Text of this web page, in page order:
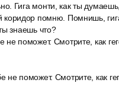
Гига монти, как ты
помню. Помнишь,
знаешь что?
не поможет. Смотрите, как
не поможет. Смотрите, как